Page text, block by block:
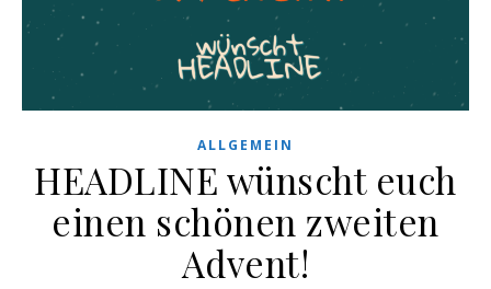
ALLGEMEIN
HEADLINE wünscht euch
einen schönen zweiten
Advent!